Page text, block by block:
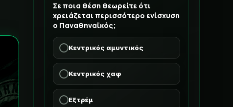
Σε ποια θέση θεωρείτε ότι
χρειάζεται περισσότερο ενίσχυση
ο Παναθηναϊκός;
Κεντρικός αμυντικός
Κεντρικός χαφ
Εξτρέμ